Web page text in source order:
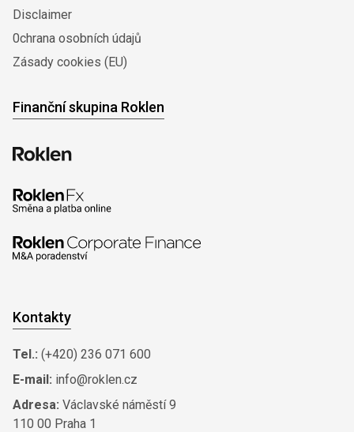
Disclaimer
0chrana osobních údajů
Zásady cookies (EU)
Finanční skupina Roklen
Kontakty
Tel.: (+420) 236 071 600
E-mail: info@roklen.cz
Adresa: Václavské náměstí 9
110 00 Praha 1